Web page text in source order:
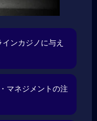
ンカジノに与え
マネジメントの注